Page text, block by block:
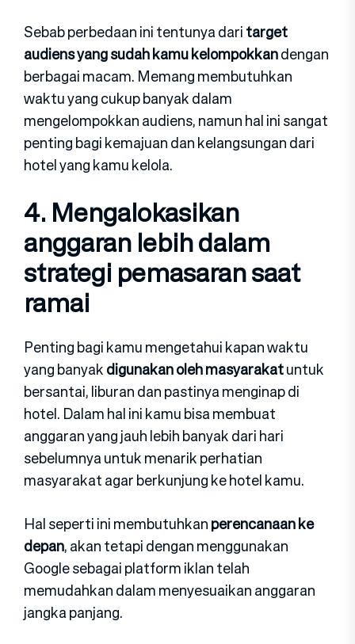
Sebab perbedaan ini tentunya daritarget
audiens yang sudah kamu kelompokkandengan
berbagai macam. Memang membutuhkan
waktu yang cukup banyak dalam
mengelompokkan audiens, namun hal ini sangat
penting bagi kemajuan dan kelangsungan dari
hotel yang kamu kelola.
4. Mengalokasikan
anggaran lebih dalam
strategi pemasaran saat
ramai
Penting bagi kamu mengetahui kapan waktu
yang banyakdigunakan oleh masyarakatuntuk
bersantai, liburan dan pastinya menginap di
hotel. Dalam hal ini kamu bisa membuat
anggaran yang jauh lebih banyak dari hari
sebelumnya untuk menarik perhatian
masyarakat agar berkunjung ke hotel kamu.
Hal seperti ini membutuhkanperencanaan ke
depan, akan tetapi dengan menggunakan
Google sebagai platform iklan telah
memudahkan dalam menyesuaikan anggaran
jangka panjang.